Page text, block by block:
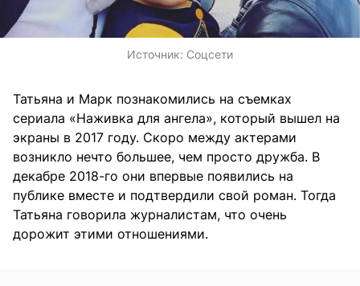
Источник: Соцсети
Татьяна и Марк познакомились на съемках
сериала «Наживка для ангела», который вышел на
экраны в 2017 году. Скоро между актерами
возникло нечто большее, чем просто дружба. В
декабре 2018-го они впервые появились на
публике вместе и подтвердили свой роман. Тогда
Татьяна говорила журналистам, что очень
дорожит этими отношениями.